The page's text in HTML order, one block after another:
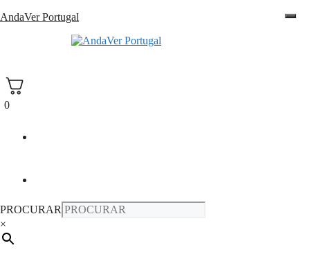
Saltar
AndaVer Portugal
0
PROCURAR
×